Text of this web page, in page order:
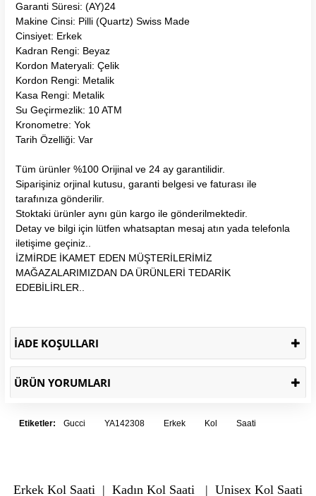
Garanti Süresi: (AY)24
Makine Cinsi: Pilli (Quartz) Swiss Made
Cinsiyet: Erkek
Kadran Rengi: Beyaz
Kordon Materyali: Çelik
Kordon Rengi: Metalik
Kasa Rengi: Metalik
Su Geçirmezlik: 10 ATM
Kronometre: Yok
Tarih Özelliği: Var
Tüm ürünler %100 Orijinal ve 24 ay garantilidir.
Siparişiniz orjinal kutusu, garanti belgesi ve faturası ile
tarafınıza gönderilir.
Stoktaki ürünler aynı gün kargo ile gönderilmektedir.
Detay ve bilgi için lütfen whatsaptan mesaj atın yada telefonla
iletişime geçiniz..
İZMİRDE İKAMET EDEN MÜŞTERİLERİMİZ
MAĞAZALARIMIZDAN DA ÜRÜNLERİ TEDARİK
EDEBİLİRLER..
İADE KOŞULLARI
ÜRÜN YORUMLARI
Etiketler: Gucci YA142308 Erkek Kol Saati
Erkek Kol Saati| Kadın Kol Saati| Unisex Kol Saati